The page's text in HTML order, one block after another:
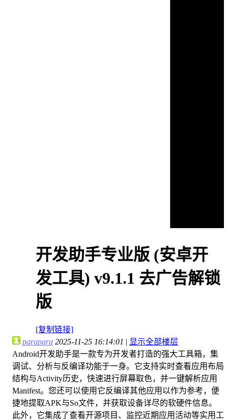
开发助手专业版 (安卓开
发工具) v9.1.1 去广告解锁
版
[复制链接]
parapara 2025-11-25 16:14:01 | 显示全部楼层
Android开发助手是一款专为开发者打造的强大工具箱，集
调试、分析与反编译功能于一身。它支持实时查看应用布局
结构与Activity历史，快速进行屏幕取色，并一键解析应用
Manifest。您还可以使用它反编译其他应用以作为参考，便
捷地提取APK与So文件，并获取设备详尽的软硬件信息。
此外，它集成了查看开源项目、监控近期应用活动等实用工